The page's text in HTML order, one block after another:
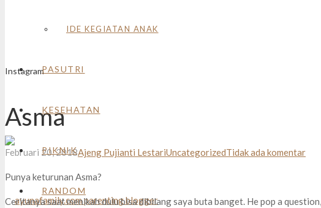
Instagram
IDE KEGIATAN ANAK
PASUTRI
KESEHATAN
PIKNIK
RANDOM
Asma
Februari 20, 2018Ajeng Pujianti LestariUncategorizedTidak ada komentar
Punya keturunan Asma?
Ceritanya saat menikah dulu bisa dibilang saya buta banget. He pop a